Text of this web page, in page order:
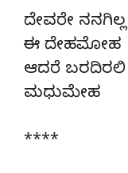
ದೇವರೇ ನನಗಿಲ್ಲ
ಈ ದೇಹಮೋಹ
ಆದರೆ ಬರದಿರಲಿ
ಮಧುಮೇಹ
****